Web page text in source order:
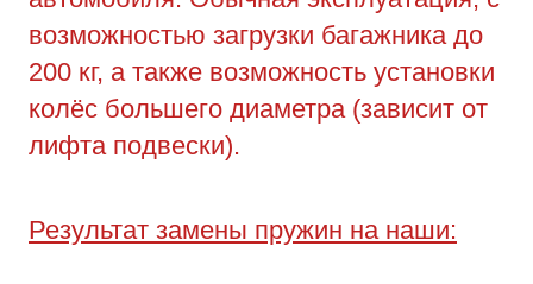
возможностью загрузки багажника до
200 кг, а также возможность установки
колёс большего диаметра (зависит от
лифта подвески).
Результат замены пружин на наши: